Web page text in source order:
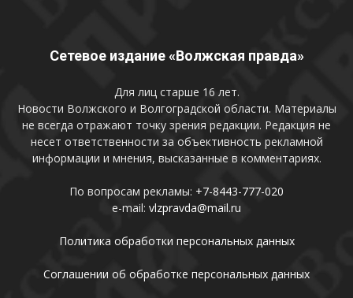
Сетевое издание «Волжская правда»
Для лиц старше 16 лет.
Новости Волжского и Волгоградской области. Материалы
не всегда отражают точку зрения редакции. Редакция не
несет ответственности за объективность рекламной
информации и мнения, высказанные в комментариях.
По вопросам рекламы: +7-8443-777-020
e-mail: vlzpravda@mail.ru
Политика обработки персональных данных
Соглашении об обработке персональных данных